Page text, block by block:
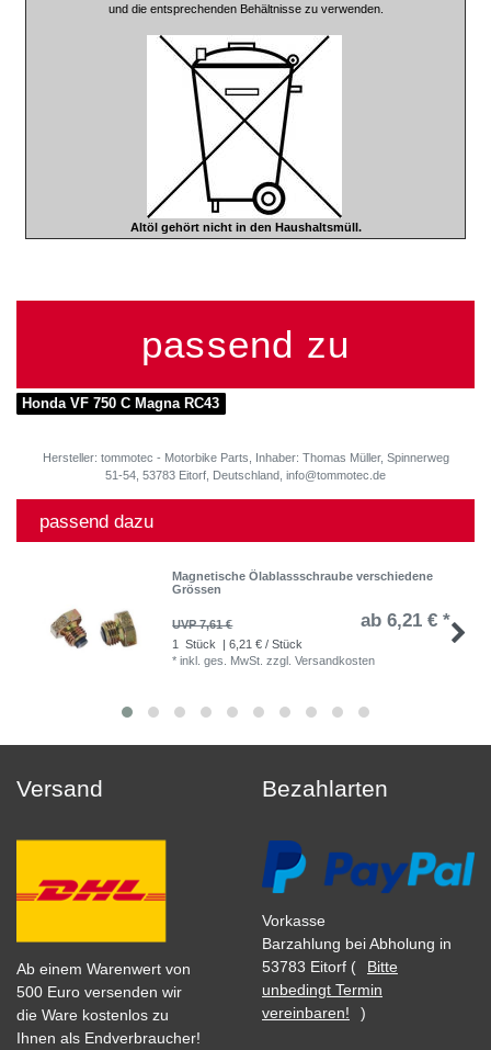
und die entsprechenden Behältnisse zu verwenden.
Altöl gehört nicht in den Haushaltsmüll.
passend zu
Honda VF 750 C Magna RC43
Hersteller: tommotec - Motorbike Parts, Inhaber: Thomas Müller, Spinnerweg
51-54, 53783 Eitorf, Deutschland, info@tommotec.de
passend dazu
Magnetische Ölablassschraube verschiedene
Grössen
UVP 7,61 € ab 6,21 € *
1 Stück
| 6,21 € / Stück
*inkl. ges. MwSt. zzgl.Versandkosten
Versand
Ab einem Warenwert von
500 Euro versenden wir
die Ware kostenlos zu
Ihnen als Endverbraucher!
Bezahlarten
Vorkasse
Barzahlung bei Abholung in
53783 Eitorf (
Bitte
unbedingt Termin
vereinbaren!
)